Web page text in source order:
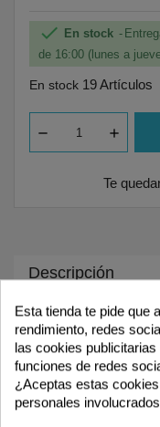
 En stock
de 16:00 (lunes a
En stock 19 Artículos
Te
Descripción
Cartucho
Brother MFC-
BrotherMFC-
Esta tienda te pide que
rendimiento, redes
las cookies
funciones de redes
¿Aceptas estas
personales